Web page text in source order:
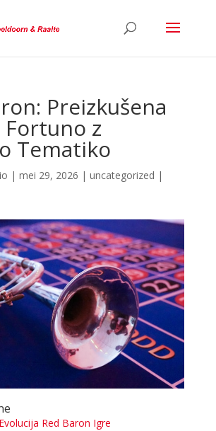
Preizkušena
Fortuno z
Tematiko
| mei 29, 2026 | uncategorized |
Red Baron Igre